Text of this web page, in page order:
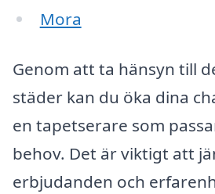
Mora
Genom att ta hänsyn till
städer kan du öka dina
en tapetserare som
behov. Det är viktigt att
erbjudanden och